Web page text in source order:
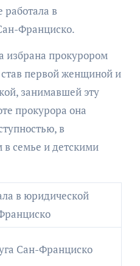
в
Франциско.
избрана прокурором
первой женщиной и
занимавшей эту
прокурора она
в
в семье и детскими
в юридической
Сан-Франциско